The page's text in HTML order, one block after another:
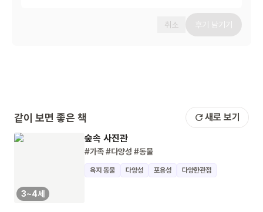
취소 후기 남기기
같이 보면 좋은 책 새로 보기
3~4세
숲속 사진관
#가족#다양성 #동물
육지 동물 다양성 포용성 다양한관점